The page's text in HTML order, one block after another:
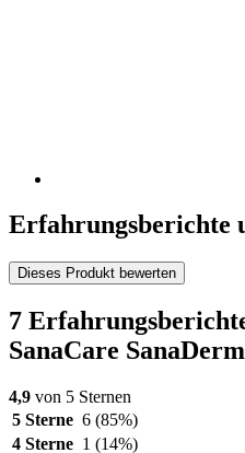
Erfahrungsberichte
Dieses Produkt bewerten
7
SanaCare
4,9 von 5 Sternen
5 Sterne 6 (85%)
4 Sterne 1 (14%)